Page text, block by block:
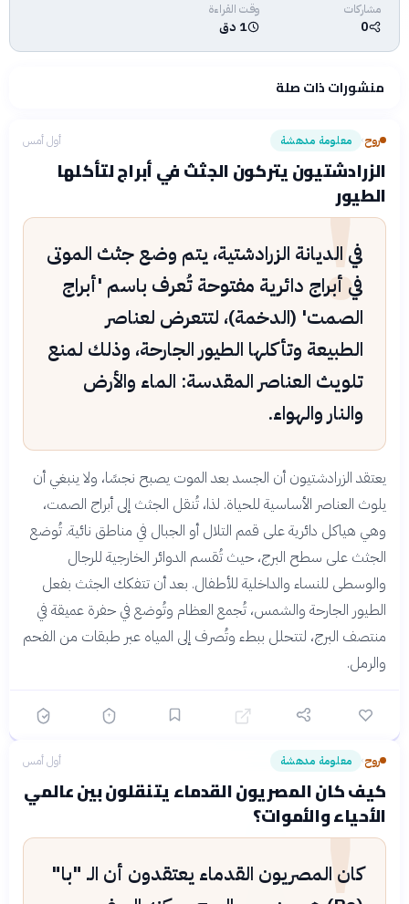
مشاركات
0
وقت القراءة
1 دق
منشورات ذات صلة
روح› معلومة مدهشة أول أمس
الزرادشتيون يتركون الجثث في أبراج لتأكلها
الطيور
!
في الديانة الزرادشتية، يتم وضع جثث الموتى
في أبراج دائرية مفتوحة تُعرف باسم 'أبراج
الصمت' (الدخمة)، لتتعرض لعناصر
الطبيعة وتأكلها الطيور الجارحة، وذلك لمنع
تلويث العناصر المقدسة: الماء والأرض
والنار والهواء.
يعتقد الزرادشتيون أن الجسد بعد الموت يصبح نجسًا، ولا ينبغي أن
يلوث العناصر الأساسية للحياة. لذا، تُنقل الجثث إلى أبراج الصمت،
وهي هياكل دائرية على قمم التلال أو الجبال في مناطق نائية. تُوضع
الجثث على سطح البرج، حيث تُقسم الدوائر الخارجية للرجال
والوسطى للنساء والداخلية للأطفال. بعد أن تتفكك الجثث بفعل
الطيور الجارحة والشمس، تُجمع العظام وتُوضع في حفرة عميقة في
منتصف البرج، لتتحلل ببطء وتُصرف إلى المياه عبر طبقات من الفحم
والرمل.
روح› معلومة مدهشة أول أمس
كيف كان المصريون القدماء يتنقلون بين عالمي
الأحياء والأموات؟
كان المصريون القدماء يعتقدون أن الـ "با"